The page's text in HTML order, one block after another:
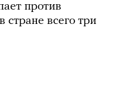
против
стране всего три